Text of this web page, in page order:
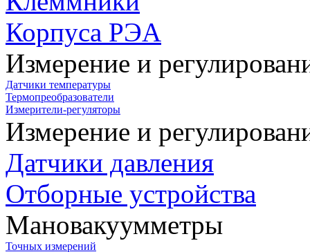
Корпуса РЭА
Измерение и
Датчики температуры
Термопреобразователи
Измерители-регуляторы
Измерение и
Датчики давления
Отборные устройства
Мановакуумметры
Точных измерений